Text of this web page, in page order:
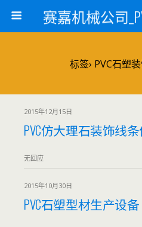
标签› PVC石塑
2015年12月15日
PVC仿大理石装饰线
无回应
2015年10月30日
PVC石塑型材生产设备